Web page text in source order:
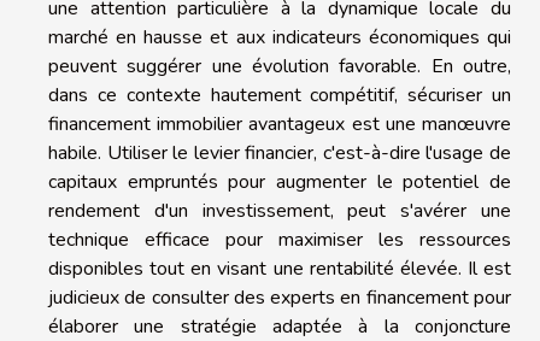
une attention particulière à la dynamique locale du
marché en hausse et aux indicateurs économiques qui
peuvent suggérer une évolution favorable. En outre,
dans ce contexte hautement compétitif, sécuriser un
financement immobilier avantageux est une manœuvre
habile. Utiliser le levier financier, c'est-à-dire l'usage de
capitaux empruntés pour augmenter le potentiel de
rendement d'un investissement, peut s'avérer une
technique efficace pour maximiser les ressources
disponibles tout en visant une rentabilité élevée. Il est
judicieux de consulter des experts en financement pour
élaborer une stratégie adaptée à la conjoncture